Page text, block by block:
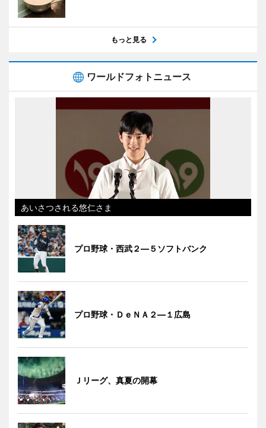
もっと見る
ワールドフォトニュース
あいさつされる悠仁さま
プロ野球・西武２―５ソフトバンク
プロ野球・ＤｅＮＡ２―１広島
Ｊリーグ、真夏の開幕